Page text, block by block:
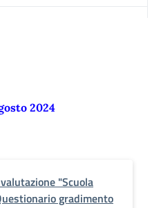
2024
"Scuola
gradimento